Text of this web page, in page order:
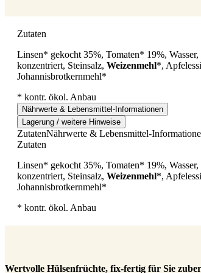
Zutaten
Linsen* gekocht 35%, Tomaten* 19%,
konzentriert, Steinsalz, Weizenmehl*,
Johannisbrotkernmehl*
* kontr. ökol. Anbau
Nährwerte & Lebensmittel-Informationen
Lagerung / weitere Hinweise
ZutatenNährwerte & Lebensmittel-
Zutaten
Linsen* gekocht 35%, Tomaten* 19%,
konzentriert, Steinsalz, Weizenmehl*,
Johannisbrotkernmehl*
* kontr. ökol. Anbau
Wertvolle Hülsenfrüchte, fix-fertig für Sie